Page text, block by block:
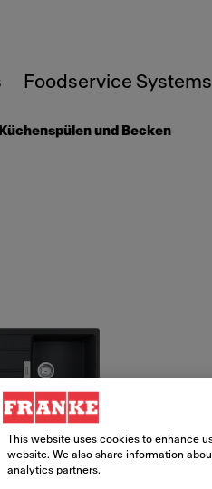
Foodservice Systems
Küchenspülen und Becken
This website uses cookies to enhance
website. We also share information
analytics partners.